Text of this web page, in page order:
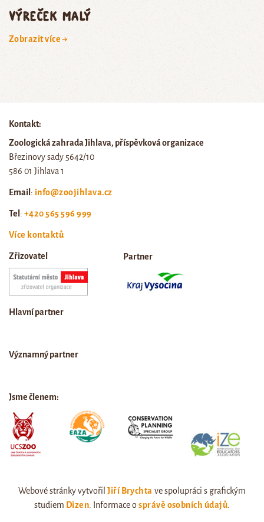
výreček malý
Zobrazit více →
Kontakt:
Zoologická zahrada Jihlava, příspěvková organizace
Březinovy sady 5642/10
586 01 Jihlava 1
Email : info@zoojihlava.cz
Tel : +420 565 596 999
Více kontaktů
Zřizovatel Partner
Hlavní partner
Významný partner
Jsme členem:
Webové stránky vytvořilJiří Brychta ve spolupráci s grafickým
studiem Dizen . Informace osprávě osobních údajů